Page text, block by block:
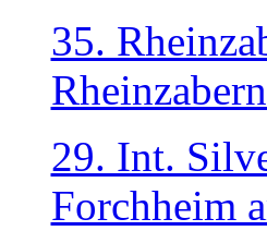
35.
29. Int.
Forchheim